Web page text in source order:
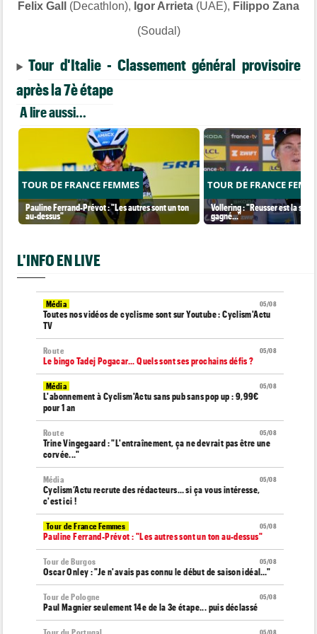
Felix Gall (Decathlon), Igor Arrieta (UAE), Filippo Zana
(Soudal)
Tour d'Italie - Classement général provisoire
après la 7è étape
A lire aussi...
TOUR DE FRANCE FEMMES
Pauline Ferrand-Prévot : "Les autres sont un ton
au-dessus"
TOUR DE FRANCE
Vollering : "Reusser est la
gagné..."
L'INFO EN LIVE
05/08
Média
Toutes nos vidéos de cyclisme sont sur Youtube : Cyclism'Actu
TV
05/08
Route
Le bingo Tadej Pogacar... Quels sont ses prochains défis ?
05/08
Média
L'abonnement à Cyclism'Actu sans pub sans pop up : 9,99€
pour 1 an
05/08
Route
Trine Vingegaard : "L'entraînement, ça ne devrait pas être une
corvée..."
05/08
Média
Cyclism’Actu recrute des rédacteurs… si ça vous intéresse,
c'est ici !
05/08
Tour de France Femmes
Pauline Ferrand-Prévot : "Les autres sont un ton au-dessus"
05/08
Tour de Burgos
Oscar Onley : "Je n'avais pas connu le début de saison idéal…"
05/08
Tour de Pologne
Paul Magnier seulement 14e de la 3e étape... puis déclassé
05/08
Tour du Portugal